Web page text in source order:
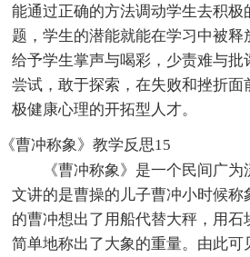
能通过正确的方法调动学生去积极
题，学生的潜能就能在学习中被释
给予学生掌声与喝彩，少责难与批
尝试，敢于探索，在失败和挫折面
极健康心理的开拓型人才。
《曹冲称象》教学反思15
《曹冲称象》是一个民间广
文讲的是曹操的儿子曹冲小时候称
的曹冲想出了用船代替大秤，用石
简单地称出了大象的重量。由此可